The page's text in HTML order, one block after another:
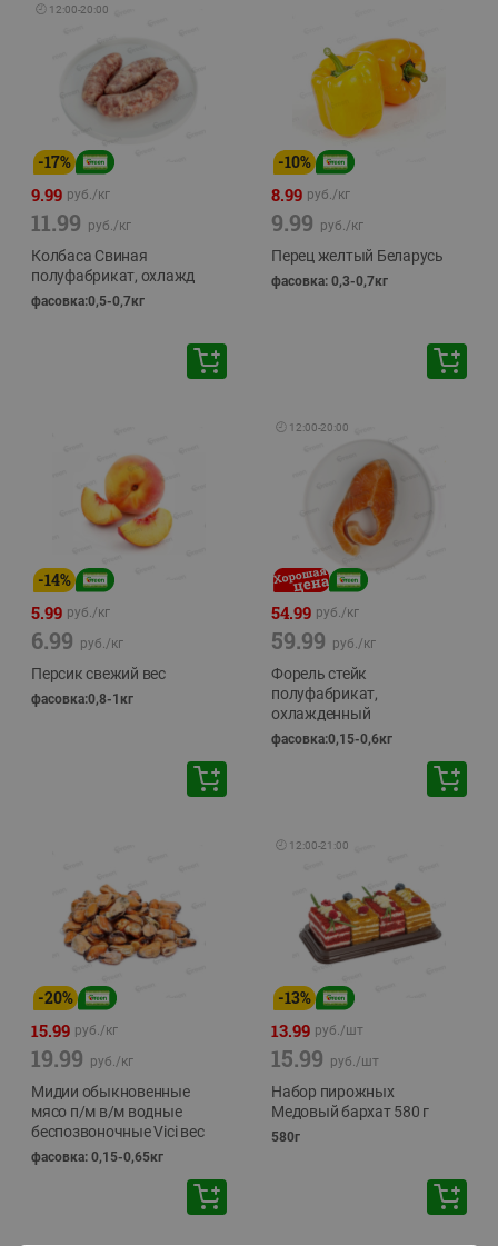
🕘 12:00-20:00
-17%
9.99 руб./кг
11.99 руб./кг
Колбаса Свиная
полуфабрикат, охлажд
фасовка:0,5-0,7кг
-10%
8.99 руб./кг
9.99 руб./кг
Перец желтый Беларусь
фасовка: 0,3-0,7кг
-14%
5.99 руб./кг
6.99 руб./кг
Персик свежий вес
фасовка:0,8-1кг
🕘 12:00-20:00
54.99 руб./кг
59.99 руб./кг
Форель стейк
полуфабрикат,
охлажденный
фасовка:0,15-0,6кг
-20%
15.99 руб./кг
19.99 руб./кг
Мидии обыкновенные
мясо п/м в/м водные
беспозвоночные Vici вес
фасовка: 0,15-0,65кг
🕘 12:00-21:00
-13%
13.99 руб./шт
15.99 руб./шт
Набор пирожных
Медовый бархат 580 г
580г